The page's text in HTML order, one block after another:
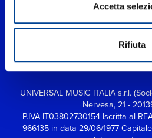
Accetta
Rifiuta
UNIVERSAL MUSIC ITALIA s.r.l.
Nervesa, 21 -
P.IVA IT03802730154 Iscritta al
966135 in data 29/06/1977